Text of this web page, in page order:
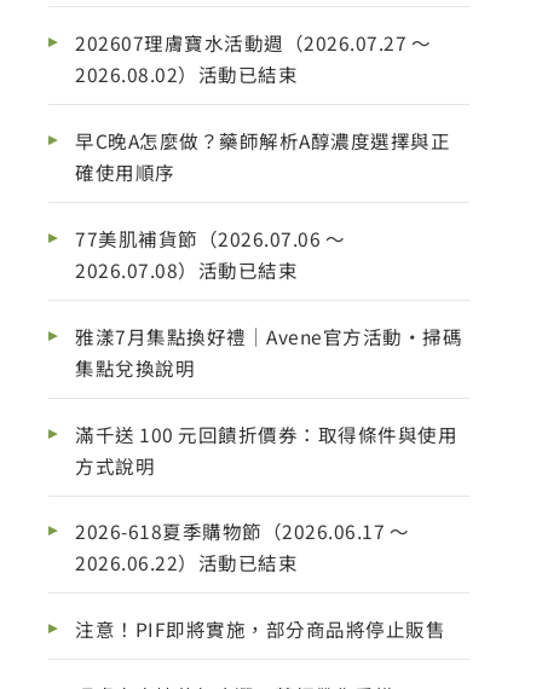
202607理膚寶水活動週（2026.07.27 ～
2026.08.02）活動已結束
早C晚A怎麼做？藥師解析A醇濃度選擇與正
確使用順序
77美肌補貨節（2026.07.06 ～
2026.07.08）活動已結束
雅漾7月集點換好禮｜Avene官方活動・掃碼
集點兌換說明
滿千送 100 元回饋折價券：取得條件與使用
方式說明
2026-618夏季購物節（2026.06.17 ～
2026.06.22）活動已結束
注意！PIF即將實施，部分商品將停止販售